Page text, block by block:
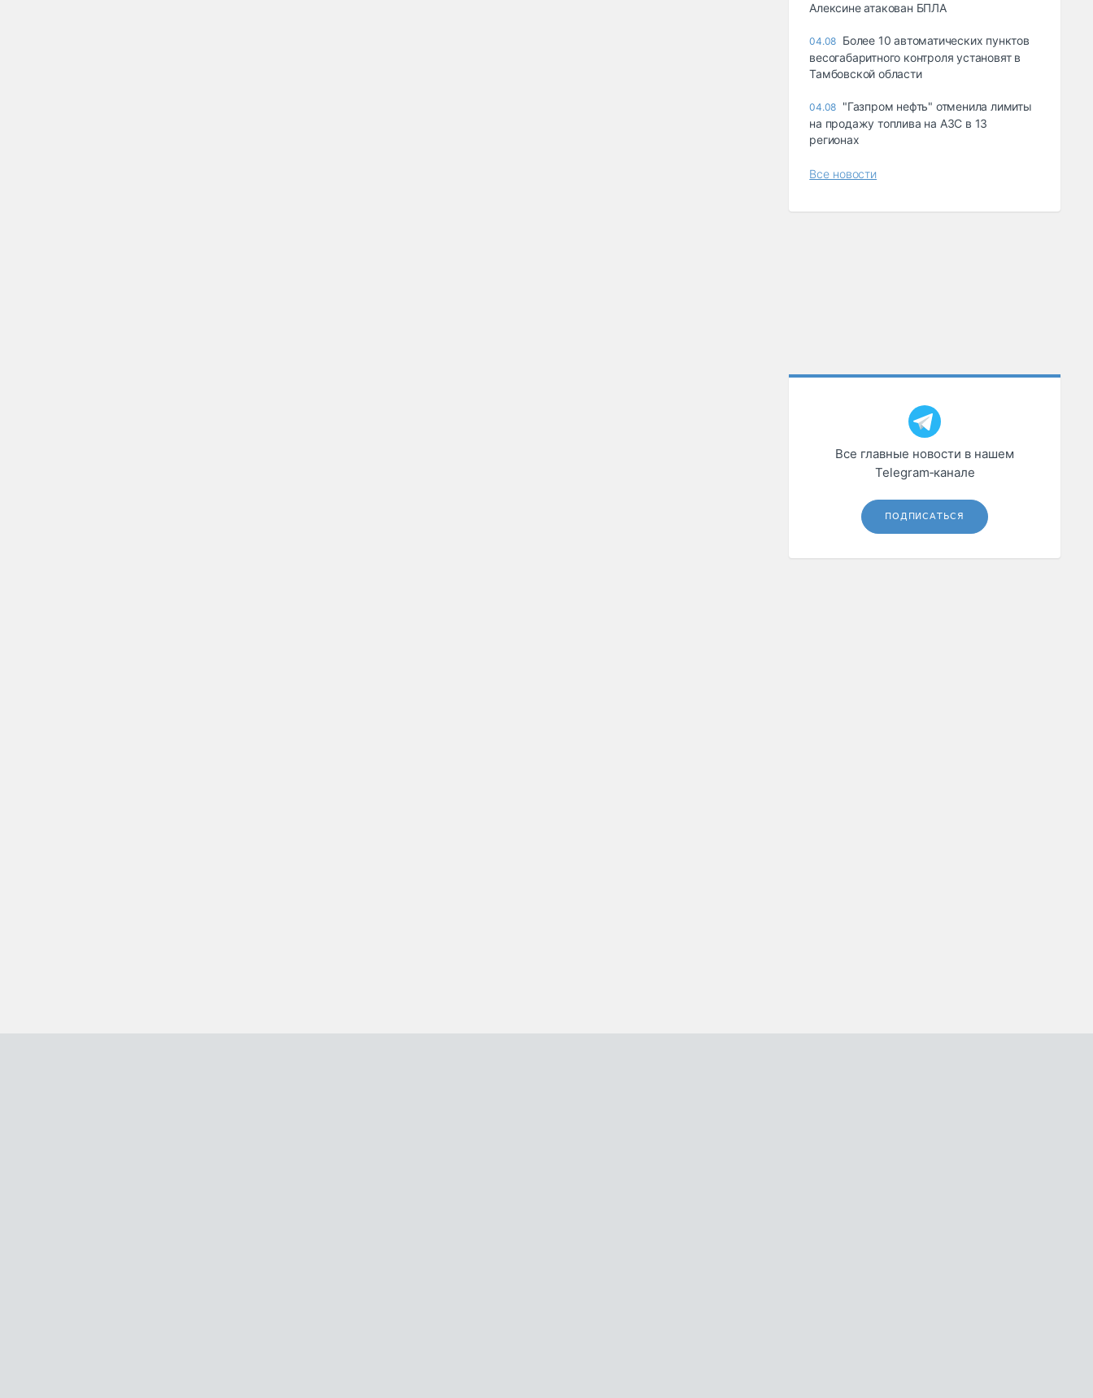
Алексине атакован БПЛА
04.08 Более 10 автоматических пунктов
весогабаритного контроля установят в
Тамбовской области
04.08 "Газпром нефть" отменила лимиты
на продажу топлива на АЗС в 13
регионах
Все новости
Все главные новости в нашем
Telegram‑канале
ПОДПИСАТЬСЯ